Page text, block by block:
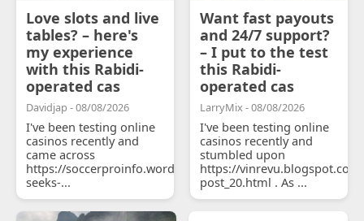
Love slots and live
tables? – here's
my experience
with this Rabidi-
operated cas
Davidjap - 08/08/2026
I've been testing online
casinos recently and
came across
https://soccerproinfo.wordpress.com/2026/07/11/courtois-
seeks-...
Want fast payouts
and 24/7 support?
– I put to the test
this Rabidi-
operated cas
LarryMix - 08/08/2026
I've been testing online
casinos recently and
stumbled upon
https://
post_20.html . As ...